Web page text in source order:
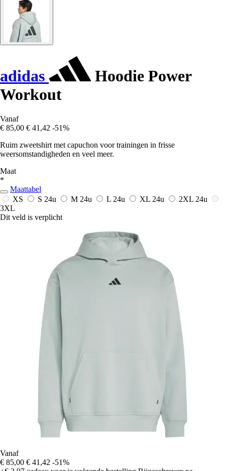
adidas
Hoodie Power
Workout
Vanaf
€ 85,00 € 41,42 -51%
Ruim zweetshirt met capuchon voor trainingen in frisse
weersomstandigheden en veel meer.
Maat
*
Maattabel
XS
S 24u M 24u L 24u XL 24u 2XL 24u
3XL
Dit veld is verplicht
Vanaf
€ 85,00 € 41,42 -51%